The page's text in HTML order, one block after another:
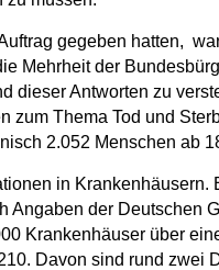
gegeben hatten,
Mehrheit der
dieser Antworten zu
zum Thema Tod und
2.052 Menschen ab
in Krankenhäusern.
Angaben der Deutschen
Krankenhäuser über
Davon sind rund zwei